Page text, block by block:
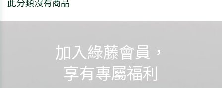
加入綠藤會員，
享有專屬福利